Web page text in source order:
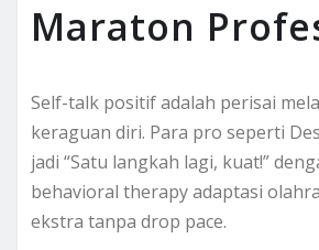
Maraton
Self-talk positif adalah perisai
keraguan diri. Para pro seperti
jadi “Satu langkah lagi, kuat!”
behavioral therapy adaptasi
ekstra tanpa drop pace.